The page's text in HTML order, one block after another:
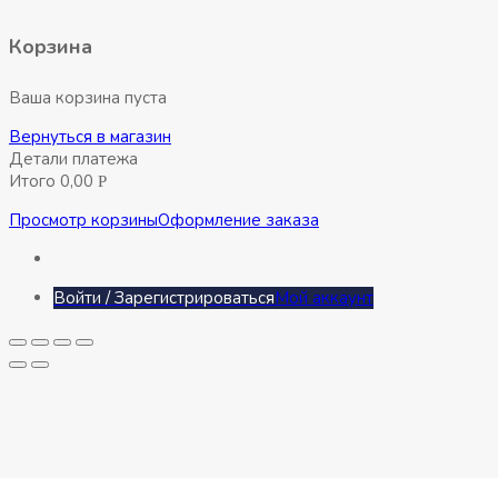
35м2
Корзина
Ваша корзина пуста
Вернуться в магазин
Детали платежа
Итого 0,00 Р
Просмотр корзиныОформление заказа
Войти / ЗарегистрироватьсяМой аккаунт